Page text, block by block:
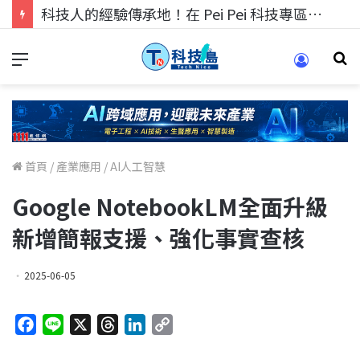
科技人的經驗傳承地！在 Pei Pei 科技專區，與學弟妹交流最硬核的技術
首頁 / 產業應用 /AI人工智慧
Google NotebookLM全面升級
新增簡報支援、強化事實查核
2025-06-05